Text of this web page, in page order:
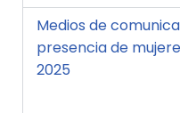
Medios de
presencia de
2025